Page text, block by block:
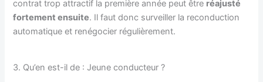
contrat trop attractif la première année peut être réajusté
fortement ensuite. Il faut donc surveiller la reconduction
automatique et renégocier régulièrement.
3. Qu’en est-il de : Jeune conducteur ?